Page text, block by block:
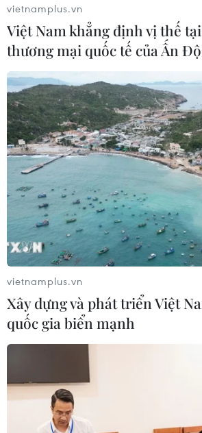
vietnamplus.vn
Việt Nam khẳng định vị thế
thương mại quốc tế của Ấn Độ
vietnamplus.vn
Xây dựng và phát triển Việt
quốc gia biển mạnh